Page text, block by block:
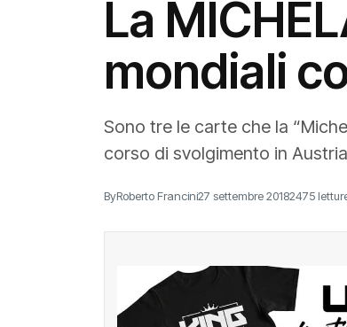
La
mondiali
Sono tre le carte che la
corso di svolgimento in Austria
ByRoberto Francini27 settembre 20182475